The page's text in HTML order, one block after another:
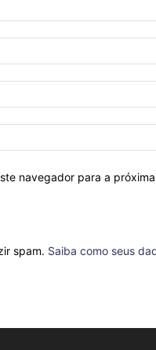
navegador para a
spam. Saiba como seus